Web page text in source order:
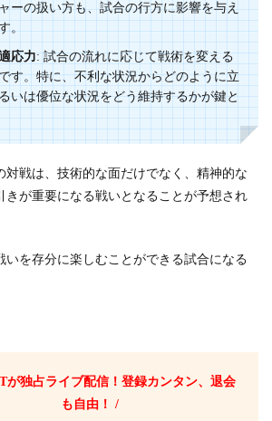
ーの扱い方も、試合の行方に影響を与え
。
応力: 試合の流れに応じて戦術を変える
す。特に、不利な状況からどのように立
いは優位な状況をどう維持するかが鍵と
対戦は、技術的な面だけでなく、精神的な
きが重要になる戦いとなることが予想され
いを存分に楽しむことができる試合になる
が独占ライブ配信！登録カンタン、退会
も自由！ /